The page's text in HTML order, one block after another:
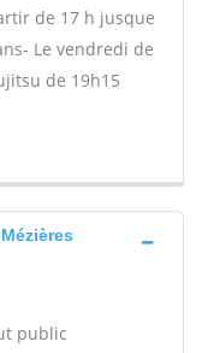
de 17 h jusque
Le vendredi de
de 19h15
public